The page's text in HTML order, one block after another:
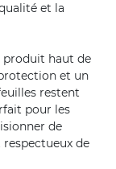
et la
produit haut de
et un
restent
pour les
de
de